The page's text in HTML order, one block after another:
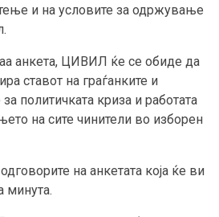
и на условите за одржување
анкета, ЦИВИЛ ќе се обиде да
ставот на граѓанките и
за политичката криза и работата
на сите чинители во изборен
на анкетата која ќе ви
минута.